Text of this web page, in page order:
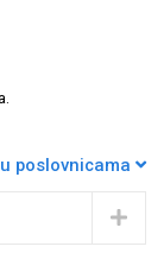
poslovnicama